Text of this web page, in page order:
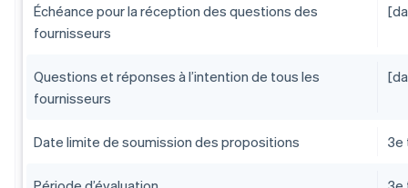
Échéance pour la réception des questions des
fournisseurs
Questions et réponses à l’intention de tous les
fournisseurs
Date limite de soumission des propositions 3e